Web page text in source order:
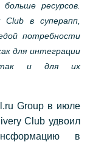
ресурсов.
в суперапп,
потребности
для интеграции
так и для их
Group в июле
Club удвоил
в